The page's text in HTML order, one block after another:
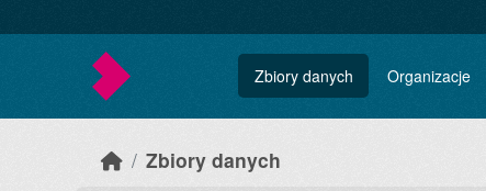
Zbiory danych Organizacje
Zbiory danych